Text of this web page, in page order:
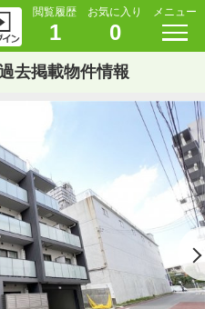
閲覧履歴
1
お気に入り
0
メニュー
去掲載物件情報